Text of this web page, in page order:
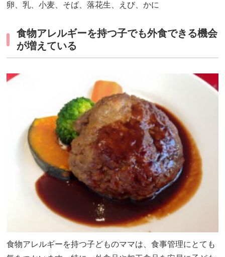
卵、乳、小麦、そば、落花生、えび、かに
食物アレルギーを持つ子でも外食できる機会
が増えている
食物アレルギーを持つ子どものママは、食事管理にとても